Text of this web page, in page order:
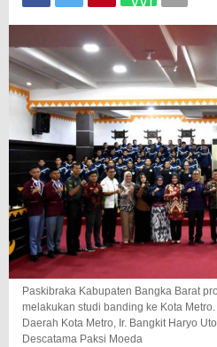
Paskibraka Kabupaten Bangka Barat
melakukan studi banding ke Kota
Daerah Kota Metro, Ir. Bangkit Haryo
Descatama Paksi Moeda